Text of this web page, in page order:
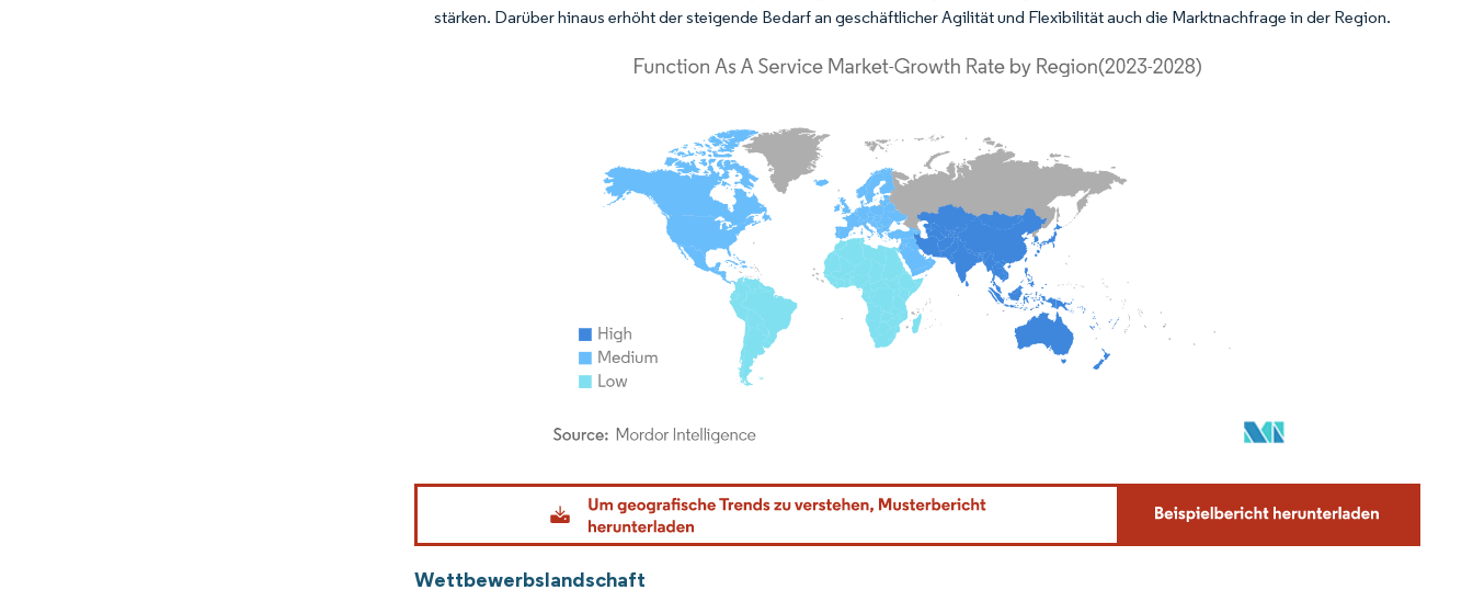
stärken. Darüber hinaus erhöht der steigende Bedarf an geschäftlicher Agilität und Flexibilität auch die Marktnachfrage in der Region.
Bild © Mordor Intelligence. Wiederverwendung erfordert Namensnennung gemäß CC BY 4.0.
Wettbewerbslandschaft